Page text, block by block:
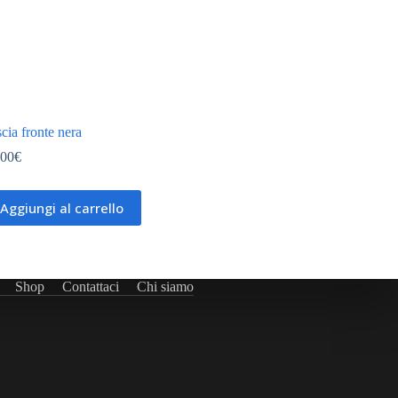
fronte nera
€
Aggiungi al carrello
Shop Contattaci Chi siamo